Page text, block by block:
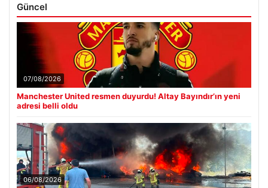
Güncel
07/08/2026
Manchester United resmen duyurdu! Altay Bayındır’ın yeni
adresi belli oldu
06/08/2026